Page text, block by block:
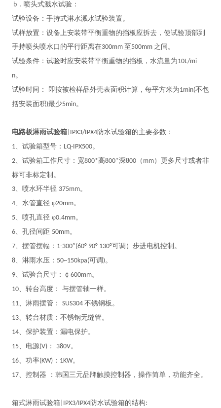
b．喷头式溅水试验：
试验设备：手持式淋水溅水试验装置。
试样放置：设备上安装带平衡重物的挡板应拆去，使试验顶部到
手持喷头喷水口的平行距离在300mm 至500mm 之间。
试验条件：试验时应安装带平衡重物的挡板，水流量为10L/mi
n。
试验时间：
即按被检样品外壳表面积计算，每平方米为1min(不包
括安装面积)最少5min。
电路板淋雨试验箱 |IPX3/IPX4防水试验箱的主要参数：
1、试验箱型号： LQ-IPX500。
2、试验箱工作尺寸：宽800*高800*深800（ mm）更多尺寸或者非
标可非标定制。
3、喷水环半径 375mm。
4、水管直径 φ20mm。
5、喷孔直径 φ0.4mm。
6、孔径间距 50mm。
7、摆管摆幅： 1-300°(60° 90° 130°可调）步进电机控制。
8、淋雨水压： 50~150kpa(可调 )。
9、试验台尺寸：￠ 600mm。
10、转台高度： 与摆管轴一样。
11、淋雨摆管： SUS304 不锈钢板。
13、转台材质：不锈钢无缝管。
14、保护装置：漏电保护。
15、电源(V)： 380V。
16、功率(KW)： 1KW。
17、控制器 ：韩国三元品牌触摸控制器，操作简单，功能齐全。
箱式淋雨试验箱 |IPX3/IPX4防水试验箱的结构: